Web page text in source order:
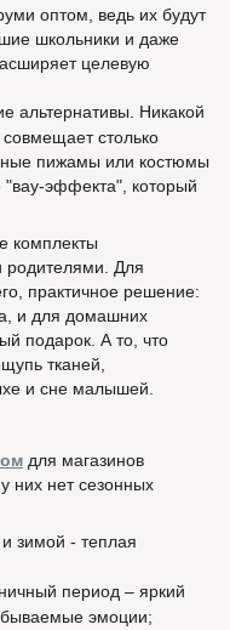
оптом, ведь их будут
школьники и даже
целевую
альтернативы. Никакой
столько
пижамы или костюмы
эффекта", который
комплекты
родителями. Для
практичное решение:
и для домашних
подарок. А то, что
тканей,
и сне малышей.
для магазинов
них нет сезонных
зимой - теплая
период – яркий
эмоции;